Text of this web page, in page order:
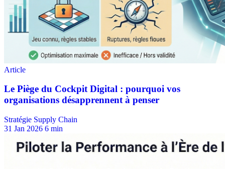
Stratégie Supply Chain
31 Jan 2026 6 min